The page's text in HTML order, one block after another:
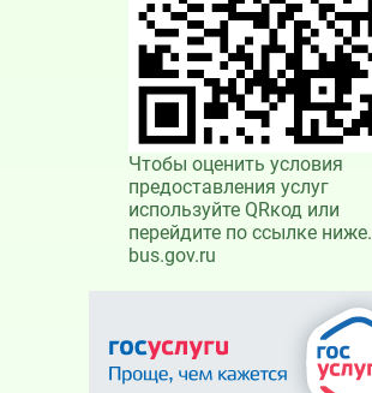
Чтобы оценить условия
предоставления услуг
используйте QRкод или
перейдите по ссылке ниже.
bus.gov.ru